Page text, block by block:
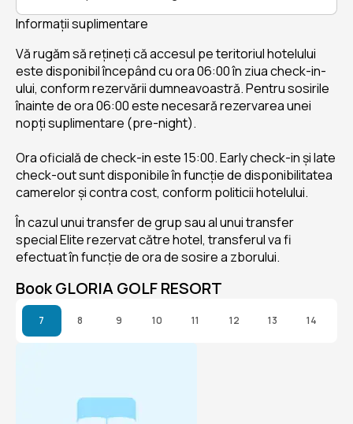
Informații suplimentare
Vă rugăm să rețineți că accesul pe teritoriul hotelului
este disponibil începând cu ora 06:00 în ziua check-in-
ului, conform rezervării dumneavoastră. Pentru sosirile
înainte de ora 06:00 este necesară rezervarea unei
nopți suplimentare (pre-night).
Ora oficială de check-in este 15:00. Early check-in și late
check-out sunt disponibile în funcție de disponibilitatea
camerelor și contra cost, conform politicii hotelului.
În cazul unui transfer de grup sau al unui transfer
special Elite rezervat către hotel, transferul va fi
efectuat în funcție de ora de sosire a zborului.
Book GLORIA GOLF RESORT
7 8 9 10 11 12 13 14